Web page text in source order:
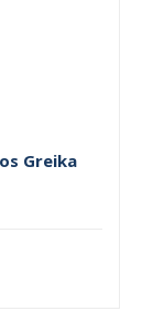
Greika